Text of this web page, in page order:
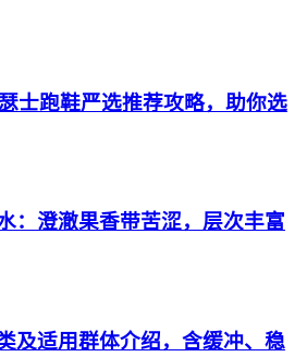
士跑鞋严选推荐攻略，助你选
：澄澈果香带苦涩，层次丰富
及适用群体介绍，含缓冲、稳